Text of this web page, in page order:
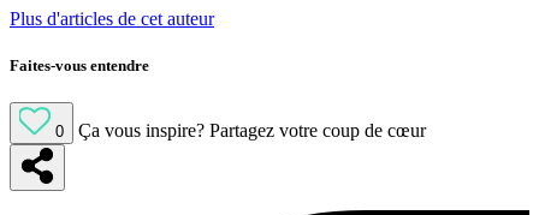
Plus d'articles de cet auteur
Faites-vous entendre
0 Ça vous inspire? Partagez votre coup de cœur